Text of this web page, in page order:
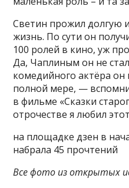
Светин прожил долгую
жизнь. По сути он
100 ролей в кино, уж
Да, Чаплиным он не
комедийного актёра он
полной мере, —
в фильме «Сказки
отрочестве я любил
на площадке дзен в
набрала 45 прочтений
Все фото из открытых